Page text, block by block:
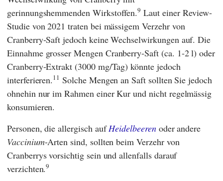
gerinnungshemmenden Wirkstoffen.9 Laut einer Review-
Studie von 2021 traten bei mässigem Verzehr von
Cranberry-Saft jedoch keine Wechselwirkungen auf. Die
Einnahme grosser Mengen Cranberry-Saft (ca. 1-2 l) oder
Cranberry-Extrakt (3000 mg/Tag) könnte jedoch
interferieren.11 Solche Mengen an Saft sollten Sie jedoch
ohnehin nur im Rahmen einer Kur und nicht regelmässig
konsumieren.
Personen, die allergisch aufHeidelbeerenoder andere
Vaccinium-Arten sind, sollten beim Verzehr von
Cranberrys vorsichtig sein und allenfalls darauf
verzichten.9